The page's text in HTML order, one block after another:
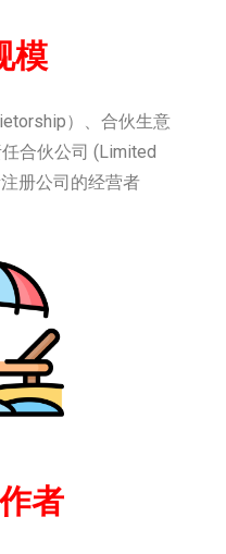
模
）、合伙生意
合伙公司 (Limited
册公司的经营者
者